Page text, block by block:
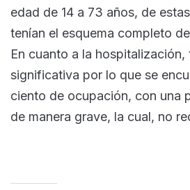
edad de 14 a 73 años, de
tenían el esquema completo
En cuanto a la hospitalización,
significativa por lo que se
ciento de ocupación, con una
de manera grave, la cual, no